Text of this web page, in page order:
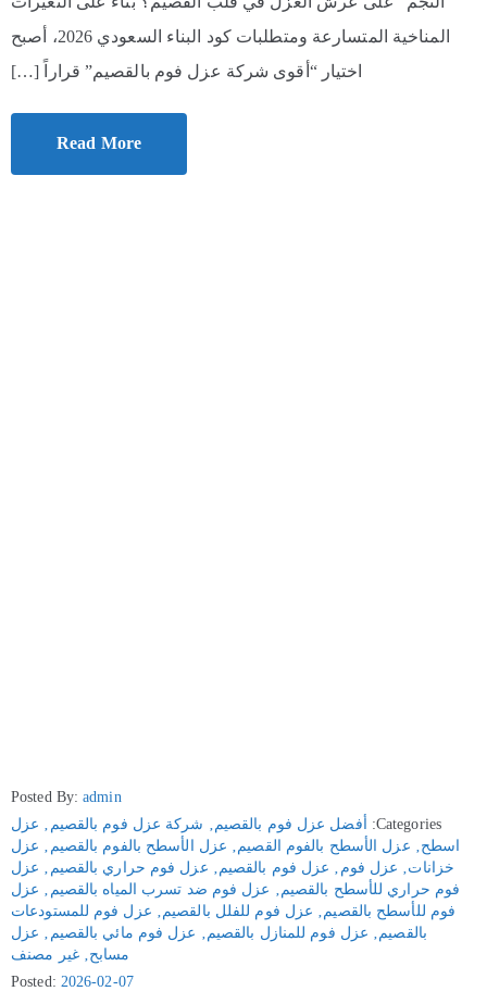
المناخية المتسارعة ومتطلبات كود البناء السعودي 2026، أصبح
اختيار “أقوى شركة عزل فوم بالقصيم” قراراً […]
Read More
Posted By:admin
Categories:
أفضل عزل فوم بالقصيم‚ شركة عزل فوم بالقصيم ‚ عزل
اسطح‚ عزل الأسطح بالفوم القصيم‚ عزل الأسطح بالفوم بالقصيم ‚ عزل
خزانات‚ عزل فوم ‚ عزل فوم بالقصيم‚ عزل فوم حراري بالقصيم ‚ عزل
فوم حراري للأسطح بالقصيم‚ عزل فوم ضد تسرب المياه بالقصيم ‚ عزل
فوم للأسطح بالقصيم‚ عزل فوم للفلل بالقصيم‚ عزل فوم للمستودعات
بالقصيم‚ عزل فوم للمنازل بالقصيم‚ عزل فوم مائي بالقصيم ‚ عزل
مسابح‚غير مصنف
Posted: 2026-02-07